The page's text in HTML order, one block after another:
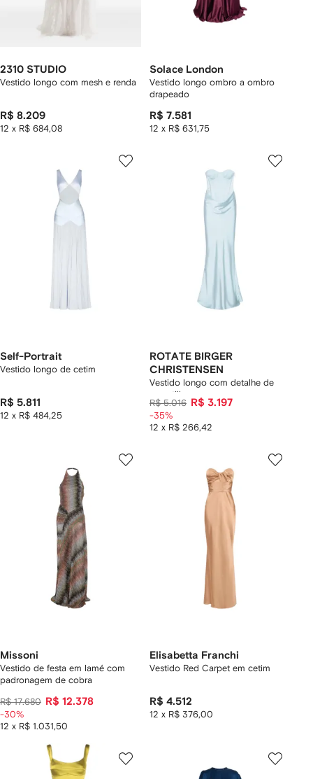
2310 STUDIO
Vestido longo com mesh e renda
R$ 8.209
12 x R$ 684,08
Solace London
Vestido longo ombro a ombro
drapeado
R$ 7.581
12 x R$ 631,75
Self-Portrait
Vestido longo de cetim
R$ 5.811
12 x R$ 484,25
ROTATE BIRGER
CHRISTENSEN
Vestido longo com detalhe de
espartilho
R$ 5.016
R$ 3.197
12 x R$ 266,42
-35%
Missoni
Vestido de festa em lamé com
padronagem de cobra
R$ 17.680 R$ 12.378
12 x R$ 1.031,50
-30%
Elisabetta Franchi
Vestido Red Carpet em cetim
R$ 4.512
12 x R$ 376,00